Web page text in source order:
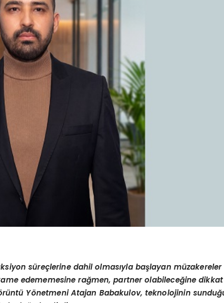
süreçlerine dahil olmasıyla başlayan müzakereler
edememesine rağmen, partner olabileceğine dikkat
rüntü Yönetmeni Atajan Babakulov, teknolojinin